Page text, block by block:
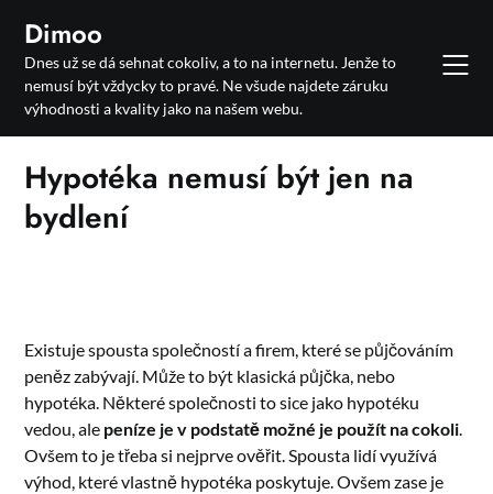
content
Dimoo
Dnes už se dá sehnat cokoliv, a to na internetu. Jenže to
nemusí být vždycky to pravé. Ne všude najdete záruku
výhodnosti a kvality jako na našem webu.
Hypotéka nemusí být jen na
bydlení
Existuje spousta společností a firem, které se půjčováním
peněz zabývají. Může to být klasická půjčka, nebo
hypotéka. Některé společnosti to sice jako hypotéku
vedou, ale peníze je v podstatě možné je použít na cokoli.
Ovšem to je třeba si nejprve ověřit. Spousta lidí využívá
výhod, které vlastně hypotéka poskytuje. Ovšem zase je